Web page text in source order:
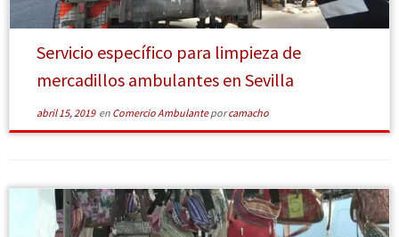
[Leer más]
Servicio específico para limpieza de
mercadillos ambulantes en Sevilla
abril 15, 2019en Comercio Ambulanteporcamacho